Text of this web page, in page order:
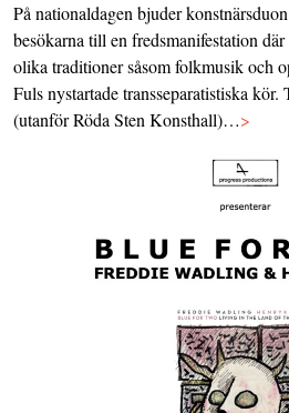
På nationaldagen bjuder
besökarna till en fredsmanifestation
olika traditioner såsom folkmusik och
Fuls nystartade transseparatistiska
(utanför Röda Sten Konsthall)…>